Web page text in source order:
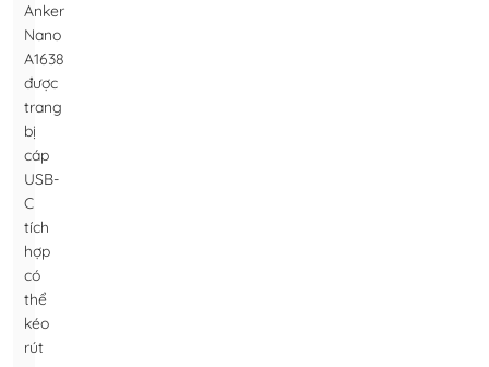
Anker
Nano
A1638
được
trang
bị
cáp
USB-
C
tích
hợp
có
thể
kéo
rút